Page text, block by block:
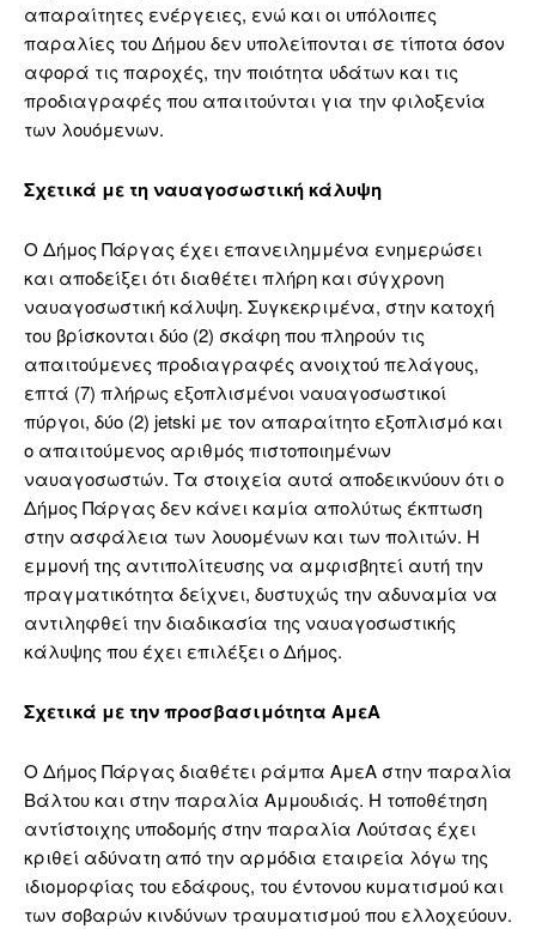
απαραίτητες ενέργειες, ενώ και οι υπόλοιπες
παραλίες του Δήμου δεν υπολείπονται σε τίποτα όσον
αφορά τις παροχές, την ποιότητα υδάτων και τις
προδιαγραφές που απαιτούνται για την φιλοξενία
των λουόμενων.
Σχετικά με τη ναυαγοσωστική κάλυψη
Ο Δήμος Πάργας έχει επανειλημμένα ενημερώσει
και αποδείξει ότι διαθέτει πλήρη και σύγχρονη
ναυαγοσωστική κάλυψη. Συγκεκριμένα, στην κατοχή
του βρίσκονται δύο (2) σκάφη που πληρούν τις
απαιτούμενες προδιαγραφές ανοιχτού πελάγους,
επτά (7) πλήρως εξοπλισμένοι ναυαγοσωστικοί
πύργοι, δύο (2) jetski με τον απαραίτητο εξοπλισμό και
ο απαιτούμενος αριθμός πιστοποιημένων
ναυαγοσωστών. Τα στοιχεία αυτά αποδεικνύουν ότι ο
Δήμος Πάργας δεν κάνει καμία απολύτως έκπτωση
στην ασφάλεια των λουομένων και των πολιτών. Η
εμμονή της αντιπολίτευσης να αμφισβητεί αυτή την
πραγματικότητα δείχνει, δυστυχώς την αδυναμία να
αντιληφθεί την διαδικασία της ναυαγοσωστικής
κάλυψης που έχει επιλέξει ο Δήμος.
Σχετικά με την προσβασιμότητα ΑμεΑ
Ο Δήμος Πάργας διαθέτει ράμπα ΑμεΑ στην παραλία
Βάλτου και στην παραλία Αμμουδιάς. Η τοποθέτηση
αντίστοιχης υποδομής στην παραλία Λούτσας έχει
κριθεί αδύνατη από την αρμόδια εταιρεία λόγω της
ιδιομορφίας του εδάφους, του έντονου κυματισμού και
των σοβαρών κινδύνων τραυματισμού που ελλοχεύουν.